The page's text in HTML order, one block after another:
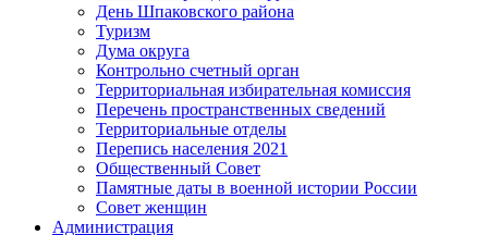
День Шпаковского района
Туризм
Дума округа
Контрольно счетный орган
Территориальная избирательная комиссия
Перечень пространственных сведений
Территориальные отделы
Перепись населения 2021
Общественный Совет
Памятные даты в военной истории России
Совет женщин
Администрация